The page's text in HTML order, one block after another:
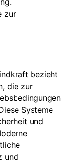
zur
bezieht
die zur
Systeme
und
und